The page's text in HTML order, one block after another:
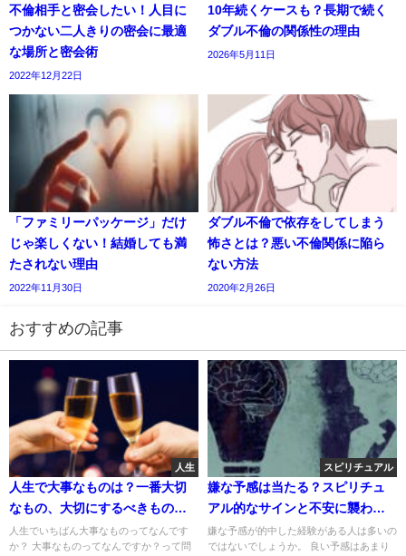
不倫相手と密会したい！人目に
つかない二人きりの密会に最適
な場所と密会術
2022年12月22日
10年続くケースも？長期で続く
ダブル不倫の関係性の理由
2026年5月11日
「ファミリーパッケージ」だけ
じゃ楽しくない！結婚しても満
たされない理由
2022年11月30日
ダブル不倫で依存をしてしまう
怖さとは？悪い不倫関係に陥ら
ない方法
2020年2月26日
おすすめの記事
人生
人生で大事なものは？一番大切
なもの、大切にするべきものっ
て何？
人生でいちばん大事なものってなんです
か？ 大事なものってなんですか？って問
スピリチュアル
嫌な予感は当たる？スピリチュ
アル的なサインと不安に襲われ
ているときの対処法
嫌な予感が的中した経験がある人は多いの
ではないでしょうか。 良い予感はあまり